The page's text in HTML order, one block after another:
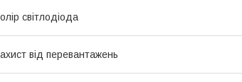
світлодіода
від перевантажень